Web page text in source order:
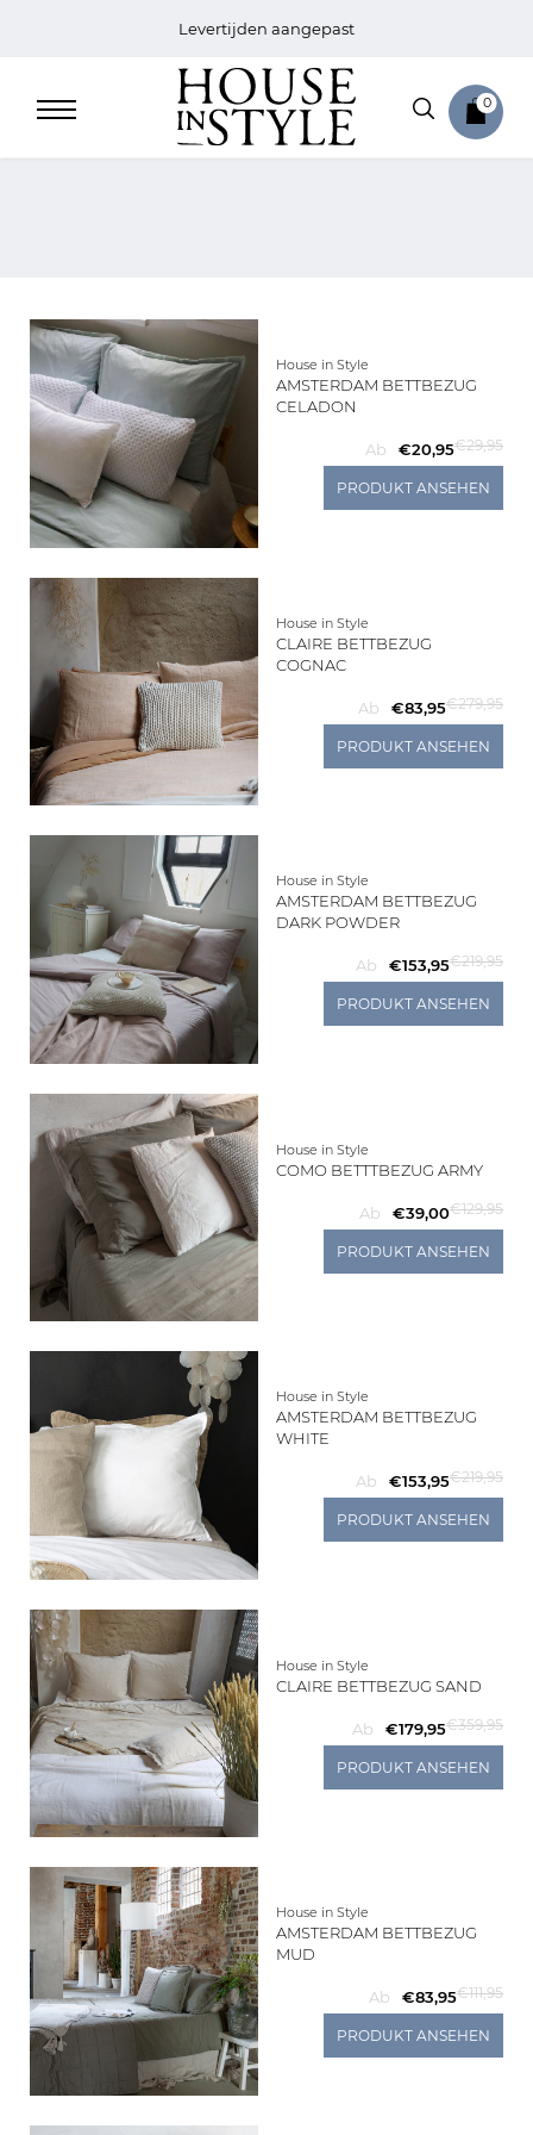
Levertijden aangepast
0
Bed
Sale
Sale
Living
Sale
Mein
Konto
House in Style
AMSTERDAM BETTBEZUG
CELADON
Ab €20,95€29,95
PRODUKT ANSEHEN
House in Style
CLAIRE BETTBEZUG
COGNAC
Ab €83,95€279,95
PRODUKT ANSEHEN
House in Style
AMSTERDAM BETTBEZUG
DARK POWDER
Ab €153,95€219,95
PRODUKT ANSEHEN
House in Style
COMO BETTTBEZUG ARMY
Ab €39,00€129,95
PRODUKT ANSEHEN
House in Style
AMSTERDAM BETTBEZUG
WHITE
Ab €153,95€219,95
PRODUKT ANSEHEN
House in Style
CLAIRE BETTBEZUG SAND
Ab €179,95€359,95
PRODUKT ANSEHEN
House in Style
AMSTERDAM BETTBEZUG
MUD
Ab €83,95€111,95
PRODUKT ANSEHEN